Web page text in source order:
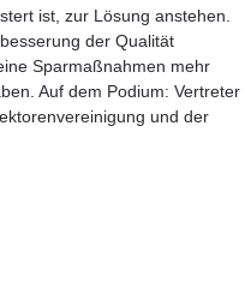
ist, zur Lösung anstehen.
der Qualität
Sparmaßnahmen mehr
Auf dem Podium: Vertreter
und der